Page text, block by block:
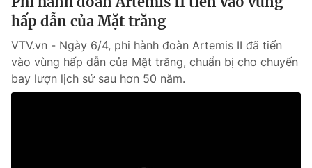
Emagazine Podcast
Photo Infographic
hấp dẫn của Mặt trăng
VTV.vn - Ngày 6/4, phi hành đoàn Artemis II đã tiến
vào vùng hấp dẫn của Mặt trăng, chuẩn bị cho chuyến
bay lượn lịch sử sau hơn 50 năm.